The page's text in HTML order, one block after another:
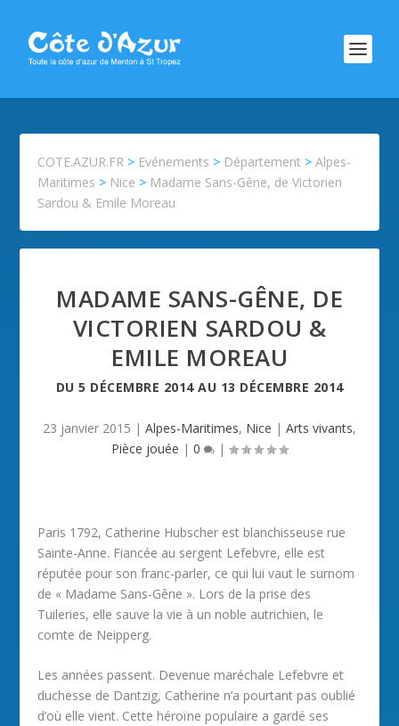
COTE.AZUR.FR > Evénements > Département >Alpes-
Maritimes > Nice > Madame Sans-Gêne, de Victorien
Sardou & Emile Moreau
MADAME SANS-GÊNE, DE
VICTORIEN SARDOU &
EMILE MOREAU
DU 5 DÉCEMBRE 2014AU 13 DÉCEMBRE 2014
23 janvier 2015 | Alpes-Maritimes, Nice | Arts vivants,
Pièce jouée | 0 |
Paris 1792, Catherine Hubscher est blanchisseuse rue
Sainte-Anne. Fiancée au sergent Lefebvre, elle est
réputée pour son franc-parler, ce qui lui vaut le surnom
de « Madame Sans-Gêne ». Lors de la prise des
Tuileries, elle sauve la vie à un noble autrichien, le
comte de Neipperg.
Les années passent. Devenue maréchale Lefebvre et
duchesse de Dantzig, Catherine n’a pourtant pas oublié
d’où elle vient. Cette héroïne populaire a gardé ses